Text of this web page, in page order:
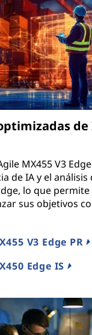
de
MX455 V3
de IA y el análisis
lo que permite
sus objetivos
V3 Edge PR
Edge IS